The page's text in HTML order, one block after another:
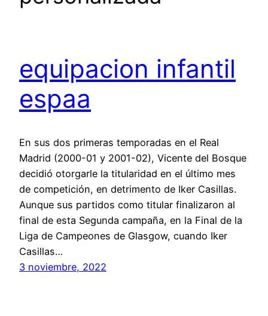
equipacion infantil
espaa
En sus dos primeras temporadas en el Real
Madrid (2000-01 y 2001-02), Vicente del Bosque
decidió otorgarle la titularidad en el último mes
de competición, en detrimento de Iker Casillas.
Aunque sus partidos como titular finalizaron al
final de esta Segunda campaña, en la Final de la
Liga de Campeones de Glasgow, cuando Iker
Casillas…
3 noviembre, 2022